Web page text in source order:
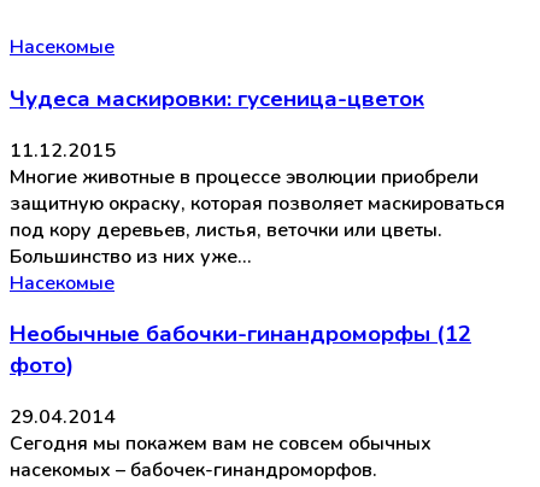
Насекомые
Чудеса маскировки: гусеница-цветок
11.12.2015
Многие животные в процессе эволюции приобрели
защитную окраску, которая позволяет маскироваться
под кору деревьев, листья, веточки или цветы.
Большинство из них уже…
Насекомые
Необычные бабочки-гинандроморфы (12
фото)
29.04.2014
Сегодня мы покажем вам не совсем обычных
насекомых – бабочек-гинандроморфов.